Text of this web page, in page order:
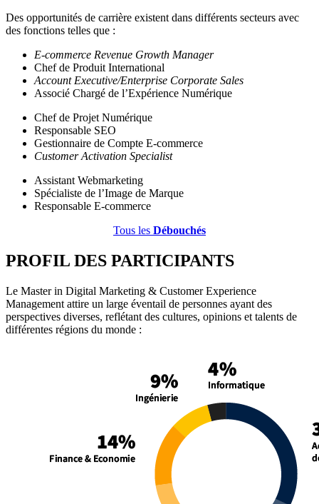
Des opportunités de carrière existent dans différents secteurs avec
des fonctions telles que :
E-commerce Revenue Growth Manager
Chef de Produit International
Account Executive/Enterprise Corporate Sales
Associé Chargé de l’Expérience Numérique
Chef de Projet Numérique
Responsable SEO
Gestionnaire de Compte E-commerce
Customer Activation Specialist
Assistant Webmarketing
Spécialiste de l’Image de Marque
Responsable E-commerce
Tous les Débouchés
PROFIL DES PARTICIPANTS
Le Master in Digital Marketing & Customer Experience
Management attire un large éventail de personnes ayant des
perspectives diverses, reflétant des cultures, opinions et talents de
différentes régions du monde :